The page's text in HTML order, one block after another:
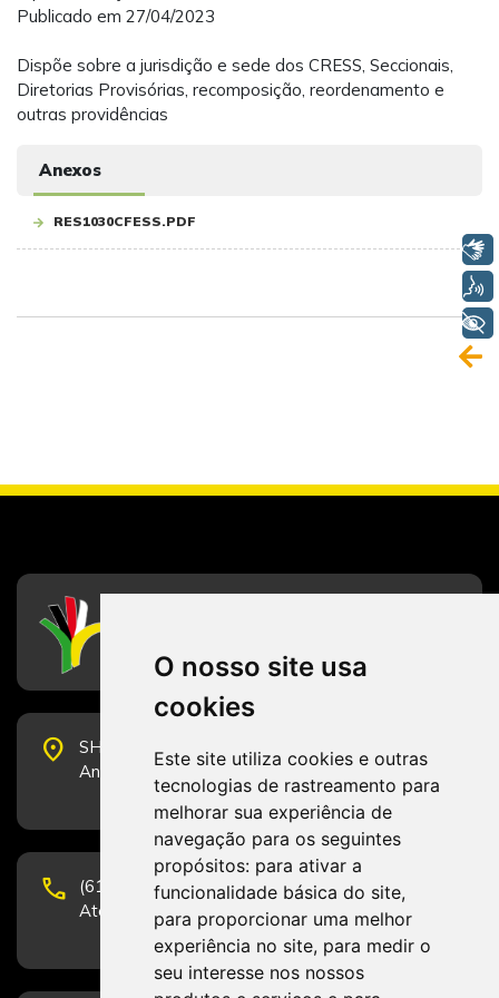
O nosso site usa
cookies
Este site utiliza cookies e outras
tecnologias de rastreamento para
melhorar sua experiência de
navegação para os seguintes
propósitos: para ativar a
funcionalidade básica do site,
para proporcionar uma melhor
experiência no site, para medir o
seu interesse nos nossos
Publicado em 27/04/2023
Dispõe sobre a jurisdição e sede dos CRESS, Seccionais,
Diretorias Provisórias, recomposição, reordenamento e
outras providências
Anexos
RES1030CFESS.PDF
place
SHS Quadra 6, Bloco E, Complexo Brasil 21, 20º
Andar, Sala 2001 - CEP 70322-915 - Brasília/DF
phone
(61) 3223-1652 e (61) 98131-3801.
Atendimento por telefone em horário comercial
Libras
+ Acessibilidade